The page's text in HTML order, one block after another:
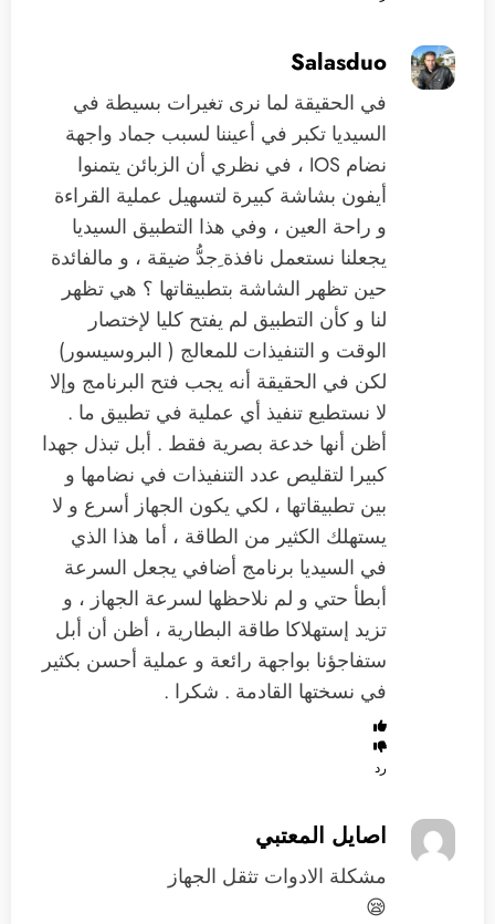
Salasduo
في الحقيقة لما نرى تغيرات بسيطة في
السيديا تكبر في أعيننا لسبب جماد واجهة
نضام IOS ، في نظري أن الزبائن يتمنوا
أيفون بشاشة كبيرة لتسهيل عملية القراءة
و راحة العين ، وفي هذا التطبيق السيديا
يجعلنا نستعمل نافذة ِجدُّ ضيقة ، و مالفائدة
حين تظهر الشاشة بتطبيقاتها ؟ هي تظهر
لنا و كأن التطبيق لم يفتح كليا لإختصار
الوقت و التنفيذات للمعالج ( البروسيسور)
لكن في الحقيقة أنه يجب فتح البرنامج وإلا
لا نستطيع تنفيذ أي عملية في تطبيق ما .
أظن أنها خدعة بصرية فقط . أبل تبذل جهدا
كبيرا لتقليص عدد التنفيذات في نضامها و
بين تطبيقاتها ، لكي يكون الجهاز أسرع و لا
يستهلك الكثير من الطاقة ، أما هذا الذي
في السيديا برنامج أضافي يجعل السرعة
أبطأ حتي و لم نلاحظها لسرعة الجهاز ، و
تزيد إستهلاكا طاقة البطارية ، أظن أن أبل
ستفاجؤنا بواجهة رائعة و عملية أحسن بكثير
في نسختها القادمة . شكرا .
رد
اصايل المعتبي
مشكلة الادوات تثقل الجهاز
😪